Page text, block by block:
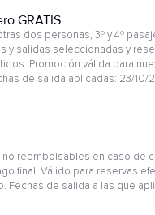
GRATIS
dos personas, 3º y 4º
y salidas seleccionadas y
Promoción válida para
de salida aplicadas: 23/10/
reembolsables en caso de
final. Válido para reservas
Fechas de salida a las que